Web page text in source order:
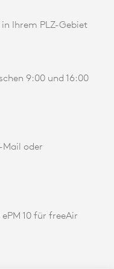
Ihrem PLZ-Gebiet
9:00 und 16:00
Mail oder
10 für freeAir